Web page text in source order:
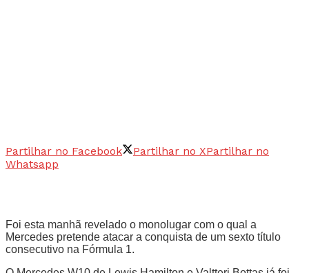
Partilhar no Facebook Partilhar no XPartilhar no
Whatsapp
Foi esta manhã revelado o monolugar com o qual a
Mercedes pretende atacar a conquista de um sexto título
consecutivo na Fórmula 1.